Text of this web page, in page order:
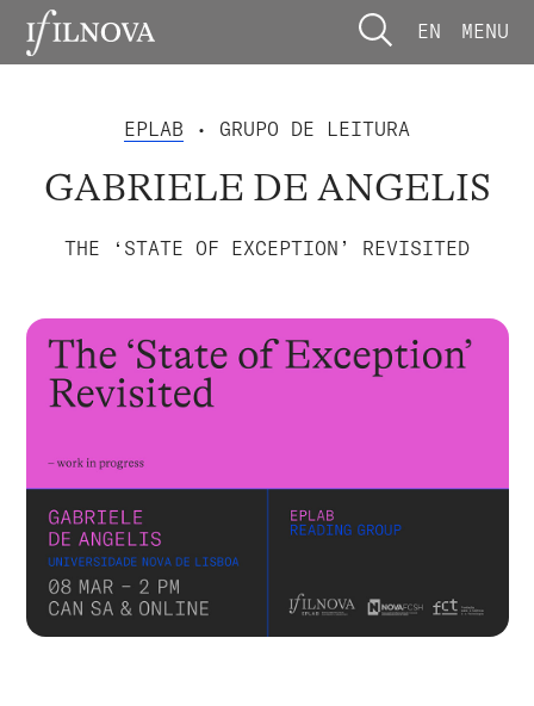
EN MENU
EPLAB • GRUPO DE LEITURA
GABRIELE DE ANGELIS
THE ‘STATE OF EXCEPTION’ REVISITED